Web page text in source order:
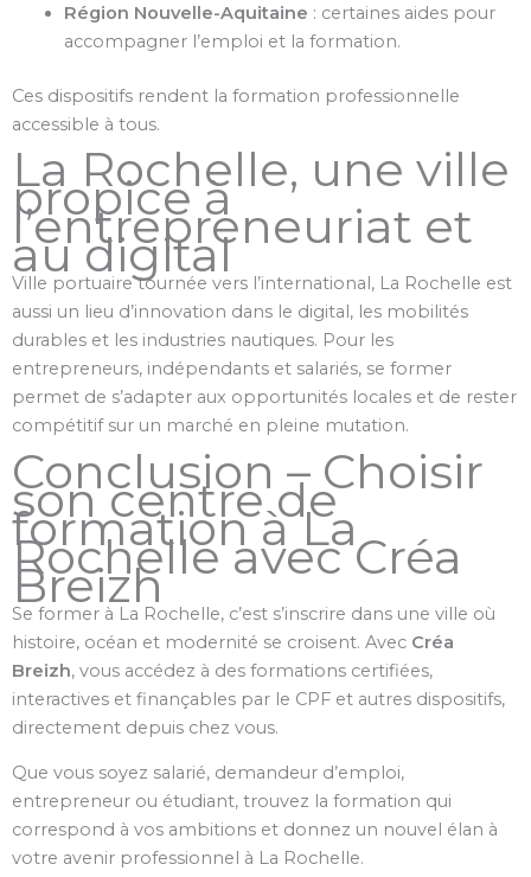
Région Nouvelle-Aquitaine : certaines aides pour
accompagner l’emploi et la formation.
Ces dispositifs rendent la formation professionnelle
accessible à tous.
La Rochelle, une ville
propice à
l’entrepreneuriat et
au digital
Ville portuaire tournée vers l’international, La Rochelle est
aussi un lieu d’innovation dans le digital, les mobilités
durables et les industries nautiques. Pour les
entrepreneurs, indépendants et salariés, se former
permet de s’adapter aux opportunités locales et de rester
compétitif sur un marché en pleine mutation.
Conclusion – Choisir
son centre de
formation à La
Rochelle avec Créa
Breizh
Se former à La Rochelle, c’est s’inscrire dans une ville où
histoire, océan et modernité se croisent. Avec Créa
Breizh, vous accédez à des formations certifiées,
interactives et finançables par le CPF et autres dispositifs,
directement depuis chez vous.
Que vous soyez salarié, demandeur d’emploi,
entrepreneur ou étudiant, trouvez la formation qui
correspond à vos ambitions et donnez un nouvel élan à
votre avenir professionnel à La Rochelle.